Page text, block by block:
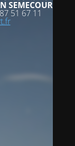
SEMECOURT
51 67 11